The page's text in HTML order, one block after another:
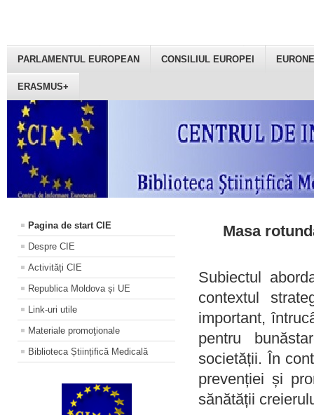
PARLAMENTUL EUROPEAN CONSILIUL EUROPEI
ERASMUS+
Pagina de start CIE
Despre CIE
Activități CIE
Republica Moldova și UE
Link-uri utile
Materiale promoţionale
Biblioteca Științifică Medicală
Masa
Subiectul
contextul
important,
pentru
societății. În
prevenției și
sănătății